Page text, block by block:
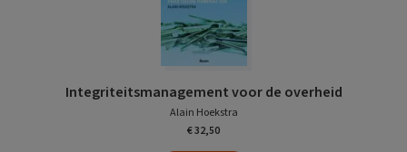
Integriteitsmanagement voor de overheid
Alain Hoekstra
€ 32,50